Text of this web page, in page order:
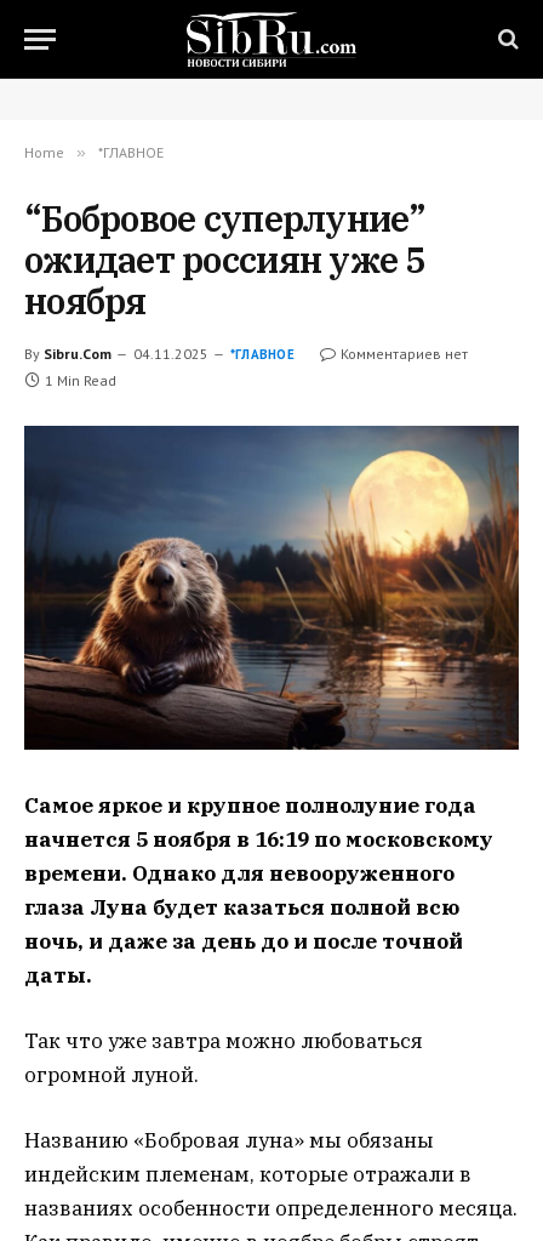
Home » *ГЛАВНОЕ
“Бобровое суперлуние”
ожидает россиян уже 5
ноября
By Sibru.Com 04.11.2025 *ГЛАВНОЕ
Комментариев нет
1 Min Read
Самое яркое и крупное полнолуние года
начнется 5 ноября в 16:19 по московскому
времени. Однако для невооруженного
глаза Луна будет казаться полной всю
ночь, и даже за день до и после точной
даты.
Так что уже завтра можно любоваться
огромной луной.
Названию «Бобровая луна» мы обязаны
индейским племенам, которые отражали в
названиях особенности определенного месяца.